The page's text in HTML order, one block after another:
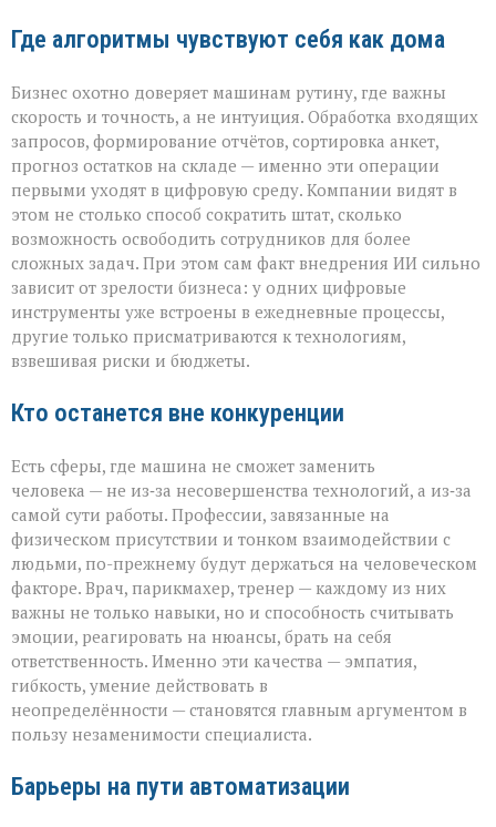
Где алгоритмы чувствуют себя как дома
Бизнес охотно доверяет машинам рутину, где важны
скорость и точность, а не интуиция. Обработка входящих
запросов, формирование отчётов, сортировка анкет,
прогноз остатков на складе — именно эти операции
первыми уходят в цифровую среду. Компании видят в
этом не столько способ сократить штат, сколько
возможность освободить сотрудников для более
сложных задач. При этом сам факт внедрения ИИ сильно
зависит от зрелости бизнеса: у одних цифровые
инструменты уже встроены в ежедневные процессы,
другие только присматриваются к технологиям,
взвешивая риски и бюджеты.
Кто останется вне конкуренции
Есть сферы, где машина не сможет заменить
человека — не из‑за несовершенства технологий, а из‑за
самой сути работы. Профессии, завязанные на
физическом присутствии и тонком взаимодействии с
людьми, по-прежнему будут держаться на человеческом
факторе. Врач, парикмахер, тренер — каждому из них
важны не только навыки, но и способность считывать
эмоции, реагировать на нюансы, брать на себя
ответственность. Именно эти качества — эмпатия,
гибкость, умение действовать в
неопределённости — становятся главным аргументом в
пользу незаменимости специалиста.
Барьеры на пути автоматизации